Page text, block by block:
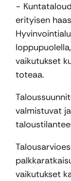
−
erityisen
vaikutukset
toteaa.
valmistuvat
vaikutukset